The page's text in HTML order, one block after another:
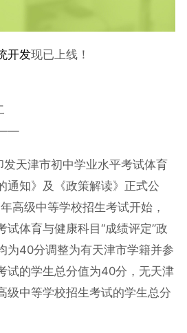
开发现已上线！
发天津市初中学业水平考试体育
通知》及《政策解读》正式公
高级中等学校招生考试开始，
试体育与健康科目“成绩评定”政
为40分调整为有天津市学籍并参
试的学生总分值为40分，无天津
级中等学校招生考试的学生总分